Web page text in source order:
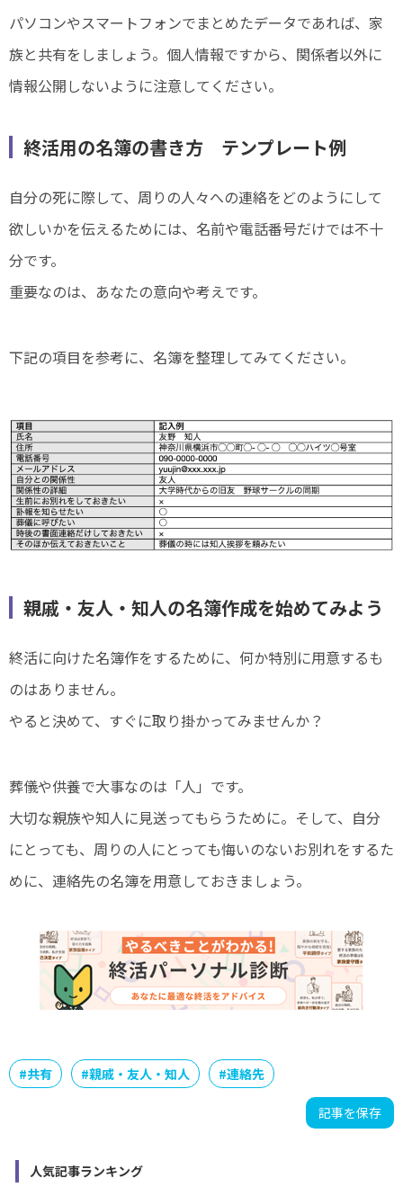
パソコンやスマートフォンでまとめたデータであれば、家
族と共有をしましょう。個人情報ですから、関係者以外に
情報公開しないように注意してください。
終活用の名簿の書き方 テンプレート例
自分の死に際して、周りの人々への連絡をどのようにして
欲しいかを伝えるためには、名前や電話番号だけでは不十
分です。
重要なのは、あなたの意向や考えです。
下記の項目を参考に、名簿を整理してみてください。
親戚・友人・知人の名簿作成を始めてみよう
終活に向けた名簿作をするために、何か特別に用意するも
のはありません。
やると決めて、すぐに取り掛かってみませんか？
葬儀や供養で大事なのは「人」です。
大切な親族や知人に見送ってもらうために。そして、自分
にとっても、周りの人にとっても悔いのないお別れをするた
めに、連絡先の名簿を用意しておきましょう。
#共有 #親戚・友人・知人 #連絡先
記事を保存
人気記事ランキング